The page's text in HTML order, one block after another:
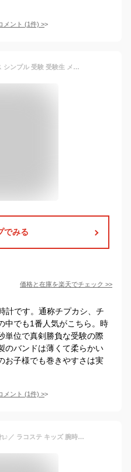
メント (1件) >
国内正規品 腕時計 レディース シンプル 受験 受験生 メンズ カシオ MQ-24-7B2LLJH 時計 アナログウォッチ CASIO クオーツ 電池タイプ[チープカシオ チプカシ プチプラ ネコポス 配送 看護師 ママ 試験 ナース 就活 秒針付き 秒針あり
でみる
価格と在庫を楽天でチェック >>
計です。通称チプカシ、チ
中でも1番人気がこちら。時
単位で真剣勝負な受験の際
のバンドは薄くて柔らかい
お子様でも巻きやすさは実
メント (1件) >
＼小学生のプレゼントならこれ♪／ ラコステ キッズ 腕時計 LACOSTE 時計 子供 用 女の子 男の子 おしゃれ こども 軽い 子ども 小学生 中学年 高学年 中学生 誕生日 プレゼント 祝い 娘 息子 姪っ子 甥っ子 姪 甥 孫 ギフト かわいい 人気 ブランド 習い事 塾 遠足 合宿